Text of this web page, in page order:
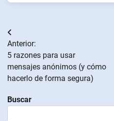
Navegación
de
entradas
Anterior:
5 razones para usar
mensajes anónimos (y cómo
hacerlo de forma segura)
Buscar